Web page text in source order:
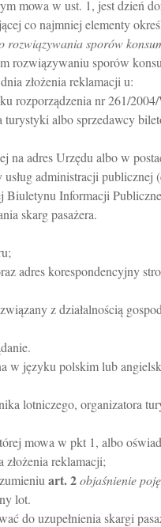
mowa w ust. 1, jest dzień
co najmniej elementy
rozwiązywania sporów
rozwiązywaniu sporów
złożenia reklamacji u:
rozporządzenia nr 261/
albo sprzedawcy
na adres Urzędu albo w
administracji publicznej
Biuletynu Informacji
skarg pasażera.
adres korespondencyjny
z działalnością
w języku polskim lub
lotniczego, organizatora
mowa w pkt 1, albo
reklamacji;
art.2objaśnienie
lot.
do uzupełnienia skargi